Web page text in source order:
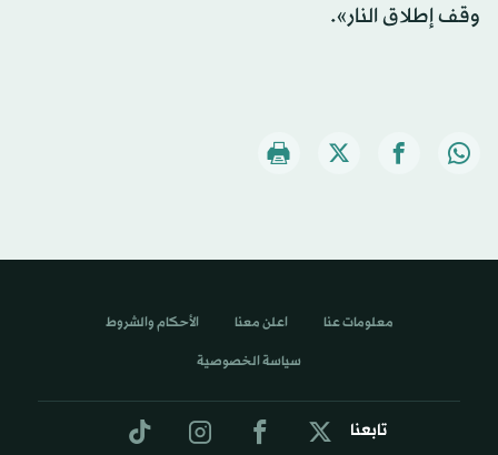
وقف إطلاق النار».
تابعنا
معلومات عنا اعلن معنا الأحكام والشروط
سياسة الخصوصية